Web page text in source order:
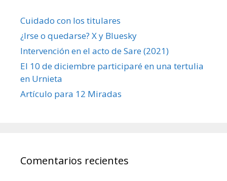
Cuidado con los titulares
¿Irse o quedarse? X y Bluesky
Intervención en el acto de Sare (2021)
El 10 de diciembre participaré en una tertulia
en Urnieta
Artículo para 12 Miradas
Comentarios recientes